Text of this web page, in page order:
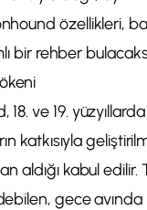
özellikleri,
bir rehber
ve 19.
katkısıyla
aldığı kabul
gece avında